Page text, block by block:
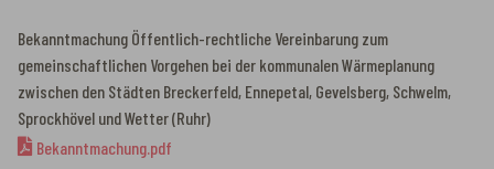
Bekanntmachung Öffentlich-rechtliche Vereinbarung zum
gemeinschaftlichen Vorgehen bei der kommunalen Wärmeplanung
zwischen den Städten Breckerfeld, Ennepetal, Gevelsberg, Schwelm,
Sprockhövel und Wetter (Ruhr)
Bekanntmachung.pdf